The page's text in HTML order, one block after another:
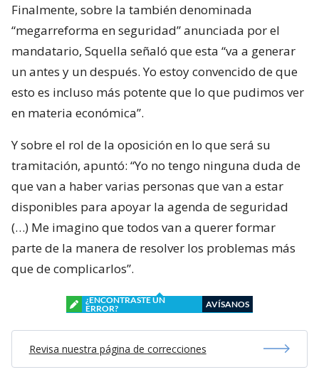
Finalmente, sobre la también denominada
“megarreforma en seguridad” anunciada por el
mandatario, Squella señaló que esta “va a generar
un antes y un después. Yo estoy convencido de que
esto es incluso más potente que lo que pudimos ver
en materia económica”.
Y sobre el rol de la oposición en lo que será su
tramitación, apuntó: “Yo no tengo ninguna duda de
que van a haber varias personas que van a estar
disponibles para apoyar la agenda de seguridad
(…) Me imagino que todos van a querer formar
parte de la manera de resolver los problemas más
que de complicarlos”.
¿ENCONTRASTE UN
ERROR?
AVÍSANOS
Revisa nuestra página de correcciones